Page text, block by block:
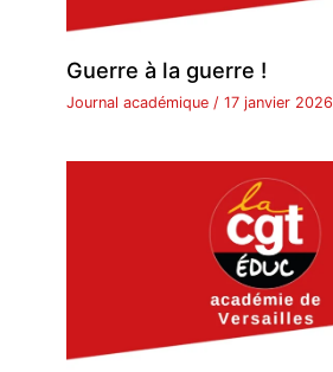
Guerre à la guerre !
Journal académique /17 janvier 2026